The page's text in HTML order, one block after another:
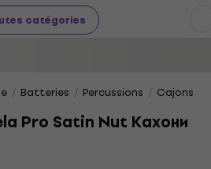
catégories
Batteries Percussions Cajons
Pro Satin Nut Кахони